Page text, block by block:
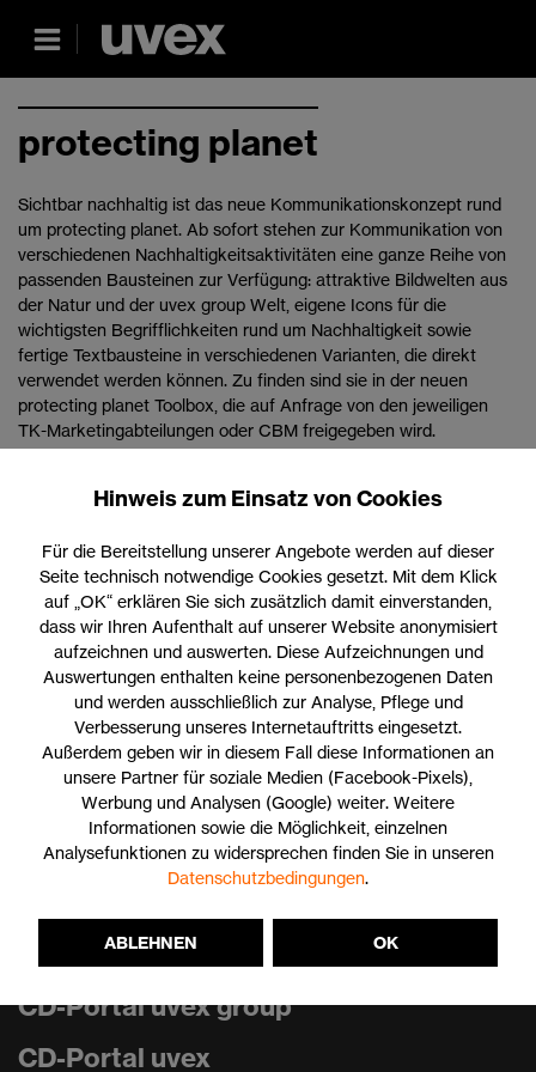
protecting planet
Sichtbar nachhaltig ist das neue Kommunikationskonzept rund
um protecting planet. Ab sofort stehen zur Kommunikation von
verschiedenen Nachhaltigkeitsaktivitäten eine ganze Reihe von
passenden Bausteinen zur Verfügung: attraktive Bildwelten aus
der Natur und der uvex group Welt, eigene Icons für die
wichtigsten Begrifflichkeiten rund um Nachhaltigkeit sowie
fertige Textbausteine in verschiedenen Varianten, die direkt
verwendet werden können. Zu finden sind sie in der neuen
protecting planet Toolbox, die auf Anfrage von den jeweiligen
TK-Marketingabteilungen oder CBM freigegeben wird.
im neu aufgelegten Styleguide protecting planet (Stand Mai
Styleguide protecting planet
Sie benötigen Zugriff auf die protecting planet toolbox? Dann
wenden Sie sich gerne an CBM unter cbm@uvex.de
CD-Portal uvex group
CD-Portal uvex
Hinweis zum Einsatz von Cookies
Für die Bereitstellung unserer Angebote werden auf dieser
Seite technisch notwendige Cookies gesetzt. Mit dem Klick
auf „OK“ erklären Sie sich zusätzlich damit einverstanden,
dass wir Ihren Aufenthalt auf unserer Website anonymisiert
aufzeichnen und auswerten. Diese Aufzeichnungen und
Auswertungen enthalten keine personenbezogenen Daten
und werden ausschließlich zur Analyse, Pflege und
Verbesserung unseres Internetauftritts eingesetzt.
Außerdem geben wir in diesem Fall diese Informationen an
unsere Partner für soziale Medien (Facebook-Pixels),
Werbung und Analysen (Google) weiter. Weitere
Informationen sowie die Möglichkeit, einzelnen
Analysefunktionen zu widersprechen finden Sie in unseren
Datenschutzbedingungen.
ABLEHNEN OK